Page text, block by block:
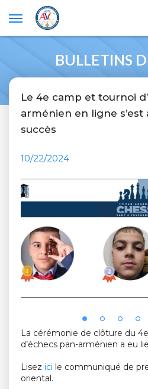
BULLETINS
Le 4e camp et tournoi
arménien en ligne s’est
succès
10/22/2024
La cérémonie de clôture du
d’échecs pan-arménien a eu
Lisez ici le communiqué de
oriental.